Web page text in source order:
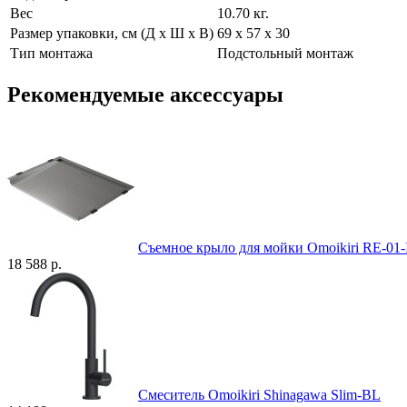
Вес
10.70 кг.
Размер упаковки, см (Д х Ш х В) 69 х 57 х 30
Тип монтажа
Подстольный монтаж
Рекомендуемые аксессуары
Съемное крыло для мойки Omoikiri RE-
18 588 р.
Смеситель Omoikiri Shinagawa Slim-BL